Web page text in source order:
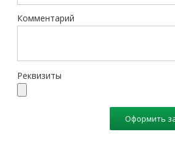
Комментарий
Реквизиты
Оформить